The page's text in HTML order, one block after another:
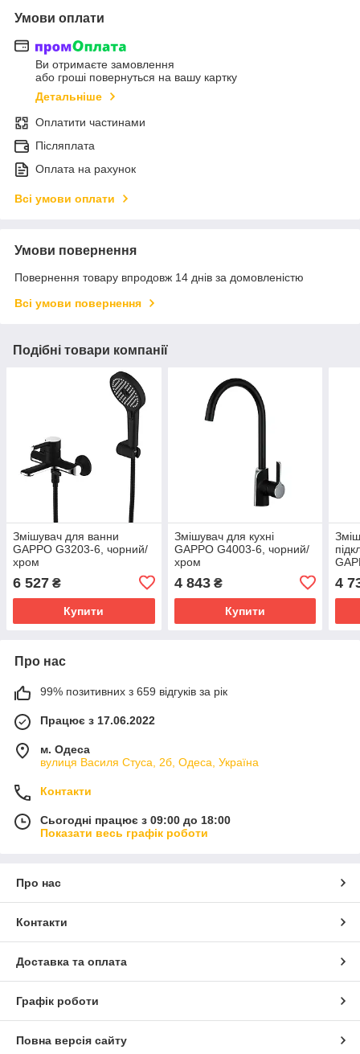
Умови оплати
Ви отримаєте замовлення
або гроші повернуться на вашу картку
Детальніше
Оплатити частинами
Післяплата
Оплата на рахунок
Всі умови оплати
Умови повернення
Повернення товару впродовж 14 днів за домовленістю
Всі умови повернення
Подібні товари компанії
Змішувач для ванни
GAPPO G3203-6, чорний/
хром
6 527 ₴
Купити
Змішувач для кухні
GAPPO G4003-6, чорний/
хром
4 843₴
Купити
4
Про нас
99% позитивних з 659 відгуків за рік
Працює з 17.06.2022
м. Одеса
вулиця Василя Стуса, 2б, Одеса, Україна
Контакти
Сьогодні працює з 09:00 до 18:00
Показати весь графік роботи
Про нас
Контакти
Доставка та оплата
Графік роботи
Повна версія сайту